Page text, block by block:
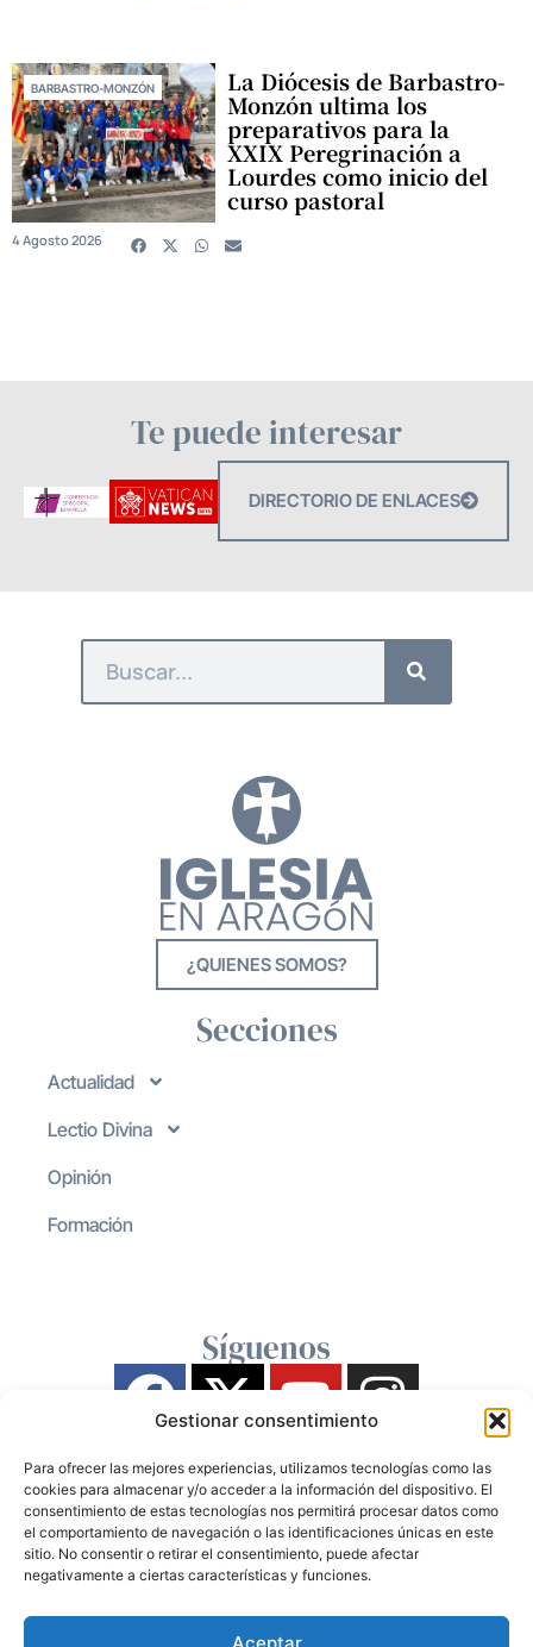
Gestionar consentimiento
Para ofrecer las mejores experiencias, utilizamos tecnologías como las
cookies para almacenar y/o acceder a la información del dispositivo. El
consentimiento de estas tecnologías nos permitirá procesar datos como
el comportamiento de navegación o las identificaciones únicas en este
sitio. No consentir o retirar el consentimiento, puede afectar
negativamente a ciertas características y funciones.
Aceptar
BARBASTRO-MONZÓN La Diócesis de Barbastro-
Monzón ultima los
preparativos para la
XXIX Peregrinación a
Lourdes como inicio del
curso pastoral
4 Agosto 2026
Te puede interesar
DIRECTORIO DE ENLACES
¿QUIENES SOMOS?
Secciones
Actualidad
Lectio Divina
Opinión
Formación
Síguenos